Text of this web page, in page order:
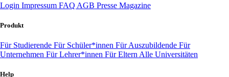
Login Impressum FAQ AGB Presse Magazine
Produkt
Für Studierende Für Schüler*innen Für Auszubildende Für
Unternehmen Für Lehrer*innen Für Eltern Alle Universitäten
Help